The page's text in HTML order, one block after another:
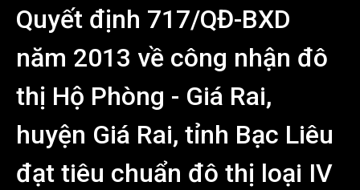
Quyết định 717/QĐ-BXD
năm 2013 về công nhận đô
thị Hộ Phòng - Giá Rai,
huyện Giá Rai, tỉnh Bạc Liêu
đạt tiêu chuẩn đô thị loại IV